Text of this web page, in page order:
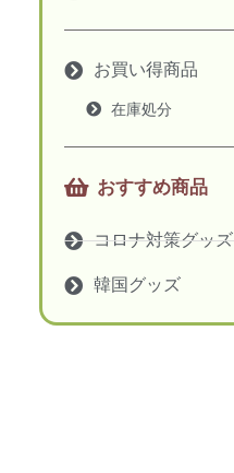
お買い得商品
在庫処分
おすすめ商品
コロナ対策グッズ
韓国グッズ